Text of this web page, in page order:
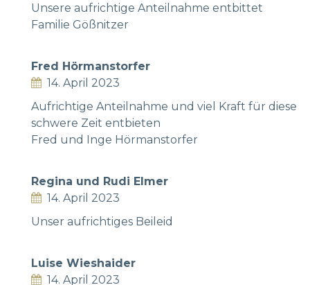
Unsere aufrichtige Anteilnahme entbittet
Familie Gößnitzer
Fred Hörmanstorfer
14. April 2023
Aufrichtige Anteilnahme und viel Kraft für diese
schwere Zeit entbieten
Fred und Inge Hörmanstorfer
Regina und Rudi Elmer
14. April 2023
Unser aufrichtiges Beileid
Luise Wieshaider
14. April 2023